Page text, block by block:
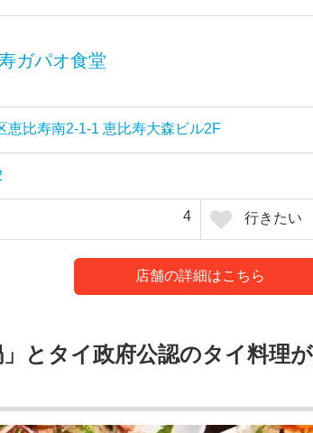
ガパオ食堂
恵比寿南2-1-1 恵比寿大森ビル2F
4 行きたい
店舗の詳細はこちら
」とタイ政府公認のタイ料理